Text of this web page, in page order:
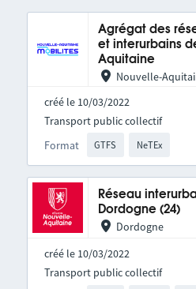
Agrégat des
et interurbains
Aquitaine
Nouvelle-
créé le 10/03/2022
Format GTFS NeTEx
Transport public collectif
Réseau
Dordogne (24)
Dordogne
créé le 10/03/2022
Transport public collectif